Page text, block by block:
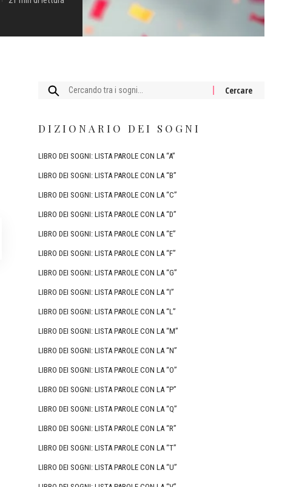
Cercare:
DIZIONARIO DEI SOGNI
LIBRO DEI SOGNI: LISTA PAROLE CON LA “A”
LIBRO DEI SOGNI: LISTA PAROLE CON LA “B”
LIBRO DEI SOGNI: LISTA PAROLE CON LA “C”
LIBRO DEI SOGNI: LISTA PAROLE CON LA “D”
LIBRO DEI SOGNI: LISTA PAROLE CON LA “E”
LIBRO DEI SOGNI: LISTA PAROLE CON LA “F”
LIBRO DEI SOGNI: LISTA PAROLE CON LA “G”
LIBRO DEI SOGNI: LISTA PAROLE CON LA “I”
LIBRO DEI SOGNI: LISTA PAROLE CON LA “L”
LIBRO DEI SOGNI: LISTA PAROLE CON LA “M”
LIBRO DEI SOGNI: LISTA PAROLE CON LA “N”
LIBRO DEI SOGNI: LISTA PAROLE CON LA “O”
LIBRO DEI SOGNI: LISTA PAROLE CON LA “P”
LIBRO DEI SOGNI: LISTA PAROLE CON LA “Q”
LIBRO DEI SOGNI: LISTA PAROLE CON LA “R”
LIBRO DEI SOGNI: LISTA PAROLE CON LA “T”
LIBRO DEI SOGNI: LISTA PAROLE CON LA “U”